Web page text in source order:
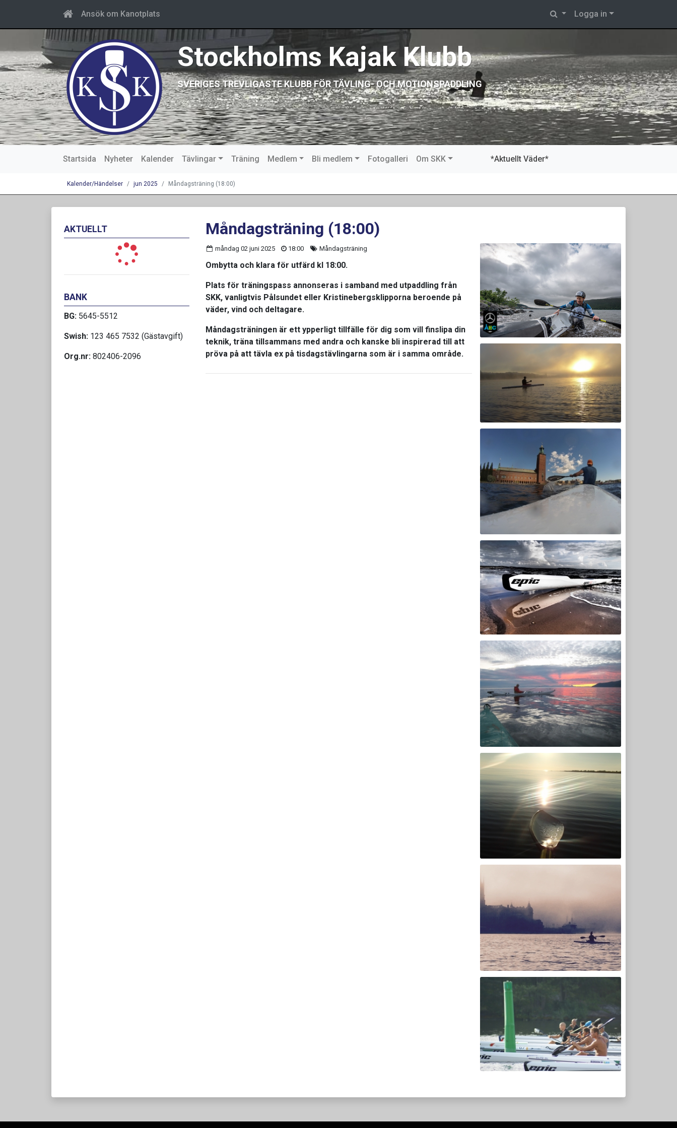
Ansök om Kanotplats Logga in
Stockholms Kajak Klubb
SVERIGES TREVLIGASTE KLUBB FÖR TÄVLING- OCH MOTIONSPADDLING
Startsida Nyheter Kalender Tävlingar Träning Medlem Bli medlem Fotogalleri Om SKK *Aktuellt Väder*
Kalender/Händelser jun 2025 Måndagsträning (18:00)
AKTUELLT
BANK
BG: 5645-5512
Swish: 123 465 7532 (Gästavgift)
Org.nr: 802406-2096
Måndagsträning (18:00)
måndag 02 juni 2025 18:00 Måndagsträning
Ombytta och klara för utfärd kl 18:00.
Plats för träningspass annonseras i samband med utpaddling från
SKK, vanligtvis Pålsundet eller Kristinebergsklipporna beroende på
väder, vind och deltagare.
Måndagsträningen är ett ypperligt tillfälle för dig som vill finslipa din
teknik, träna tillsammans med andra och kanske bli inspirerad till att
pröva på att tävla ex på tisdagstävlingarna som är i samma område.